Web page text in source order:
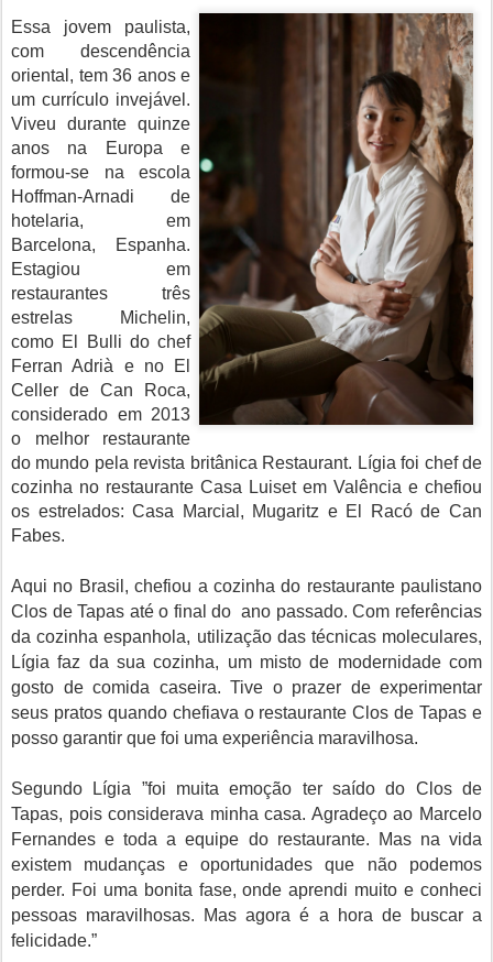
Essa jovem paulista,
com descendência
oriental, tem 36 anos e
um currículo invejável.
Viveu durante quinze
anos na Europa e
formou-se na escola
Hoffman-Arnadi de
hotelaria, em
Barcelona, Espanha.
Estagiou em
restaurantes três
estrelas Michelin,
como El Bulli do chef
Ferran Adrià e no El
Celler de Can Roca,
considerado em 2013
o melhor restaurante
do mundo pela revista britânica Restaurant. Lígia foi chef de
cozinha no restaurante Casa Luiset em Valência e chefiou
os estrelados: Casa Marcial, Mugaritz e El Racó de Can
Fabes.
Aqui no Brasil, chefiou a cozinha do restaurante paulistano
Clos de Tapas até o final do ano passado. Com referências
da cozinha espanhola, utilização das técnicas moleculares,
Lígia faz da sua cozinha, um misto de modernidade com
gosto de comida caseira. Tive o prazer de experimentar
seus pratos quando chefiava o restaurante Clos de Tapas e
posso garantir que foi uma experiência maravilhosa.
Segundo Lígia ”foi muita emoção ter saído do Clos de
Tapas, pois considerava minha casa. Agradeço ao Marcelo
Fernandes e toda a equipe do restaurante. Mas na vida
existem mudanças e oportunidades que não podemos
perder. Foi uma bonita fase, onde aprendi muito e conheci
pessoas maravilhosas. Mas agora é a hora de buscar a
felicidade.”